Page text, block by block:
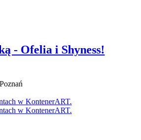
- Ofelia i Shyness!